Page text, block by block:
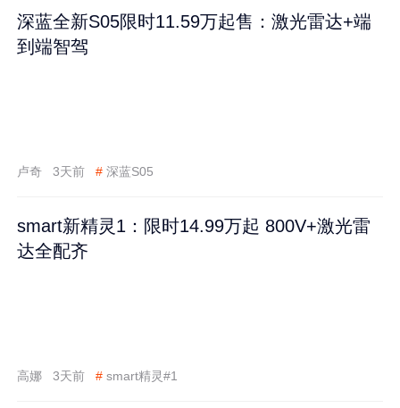
深蓝全新S05限时11.59万起售：激光雷达+端
到端智驾
卢奇 3天前 # 深蓝S05
smart新精灵1：限时14.99万起 800V+激光雷
达全配齐
高娜 3天前 # smart精灵#1